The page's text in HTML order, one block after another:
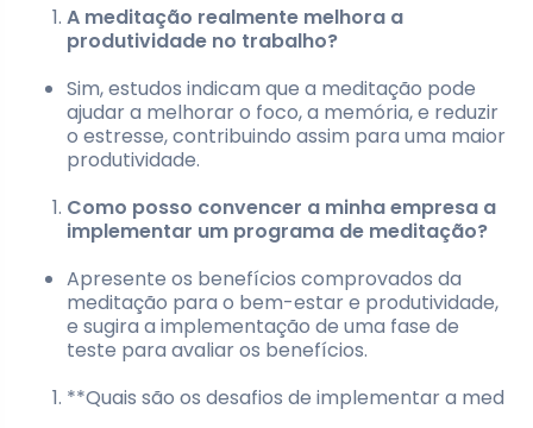
A meditação realmente melhora a
produtividade no trabalho?
Sim, estudos indicam que a meditação pode
ajudar a melhorar o foco, a memória, e reduzir
o estresse, contribuindo assim para uma maior
produtividade.
Como posso convencer a minha empresa a
implementar um programa de meditação?
Apresente os benefícios comprovados da
meditação para o bem-estar e produtividade,
e sugira a implementação de uma fase de
teste para avaliar os benefícios.
**Quais são os desafios de implementar a med